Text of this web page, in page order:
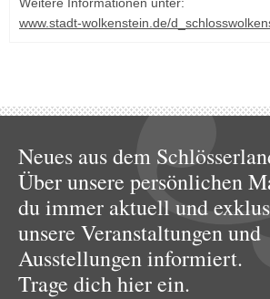
www.stadt-wolkenstein.de/
Neues aus dem
Über unsere persönlichen
du immer aktuell und
unsere Veranstaltungen und
Ausstellungen informiert.
Trage dich hier ein.